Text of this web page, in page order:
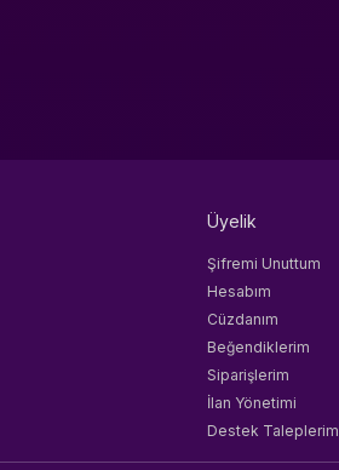
Üyelik
Şifremi Unuttum
Hesabım
Cüzdanım
Beğendiklerim
Siparişlerim
İlan Yönetimi
Destek Taleplerim